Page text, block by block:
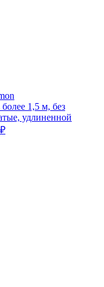
1,5 м, без
удлиненной
₽